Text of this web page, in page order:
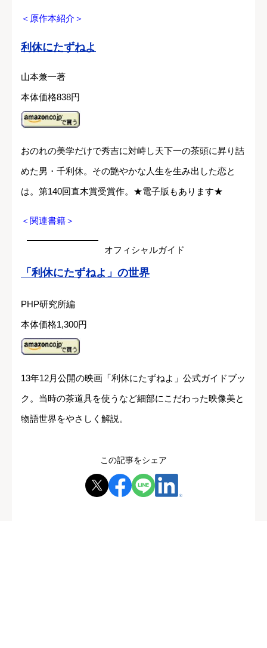
＜原作本紹介＞
利休にたずねよ
山本兼一著
本体価格838円
おのれの美学だけで秀吉に対峙し天下一の茶頭に昇り詰
めた男・千利休。その艶やかな人生を生み出した恋と
は。第140回直木賞受賞作。★電子版もあります★
＜関連書籍＞
オフィシャルガイド
「利休にたずねよ」の世界
PHP研究所編
本体価格1,300円
13年12月公開の映画「利休にたずねよ」公式ガイドブッ
ク。当時の茶道具を使うなど細部にこだわった映像美と
物語世界をやさしく解説。
この記事をシェア